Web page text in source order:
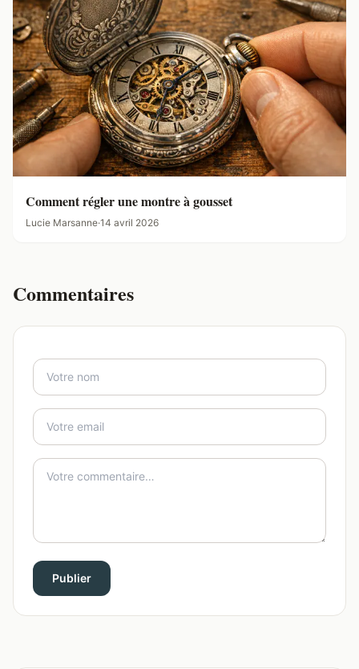
Comment régler une montre à gousset
Lucie Marsanne·14 avril 2026
Commentaires
Publier